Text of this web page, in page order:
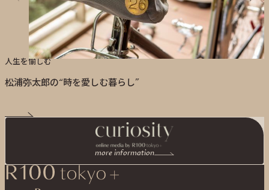
人生を愉しむ
松浦弥太郎の“時を愛しむ暮らし”
more information